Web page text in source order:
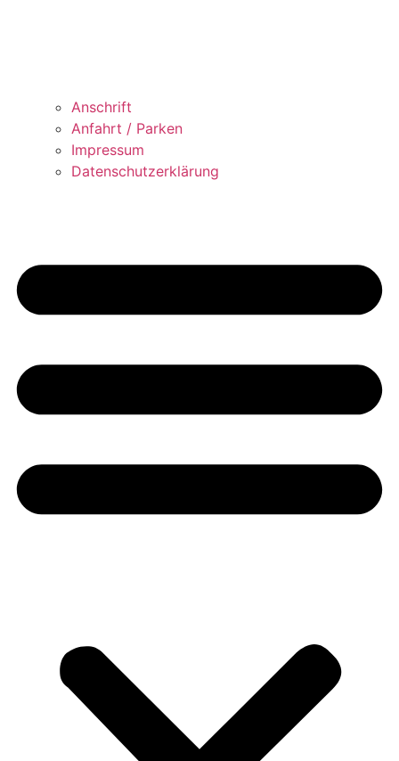
Anschrift
Anfahrt / Parken
Impressum
Datenschutzerklärung